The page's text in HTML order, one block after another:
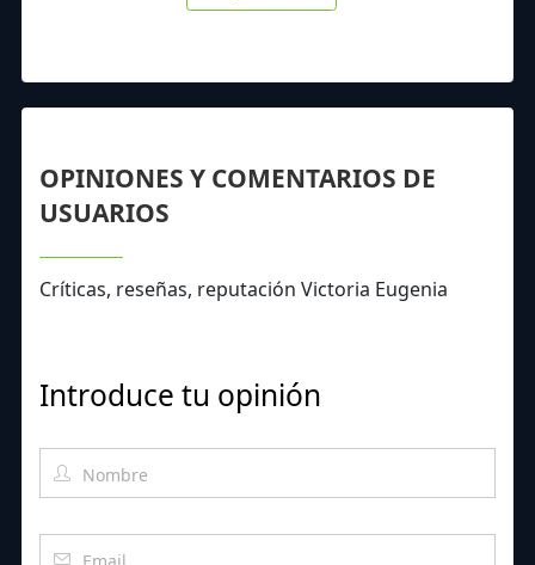
OPINIONES Y COMENTARIOS DE
USUARIOS
Críticas, reseñas, reputación Victoria Eugenia
Introduce tu opinión